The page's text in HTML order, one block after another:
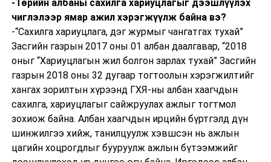
-Төрийн албаны сахилга хариуцлагыг дээшлүүлэх
чиглэлээр ямар ажил хэрэгжүүлж байна вэ?
-“Сахилга хариуцлага, дэг журмыг чангатгах тухай”
Засгийн газрын 2017 оны 01 албан даалгавар, “2018
оныг “Хариуцлагын жил болгон зарлах тухай” Засгийн
газрын 2018 оны 32 дугаар тогтоолын хэрэгжилтийг
хангах зорилтын хүрээнд ГХЯ-ны албан хаагчдын
сахилга, хариуцлагыг сайжруулах ажлыг тогтмол
зохиож байна. Албан хаагчдын ирцийн бүртгэлд дүн
шинжилгээ хийж, танилцуулж хэвшсэн нь ажлын
цагийн хоцрогдлыг бууруулж ажлын бүтээмжийг